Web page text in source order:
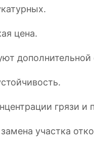
цена.
дополнительной
грязи и
участка